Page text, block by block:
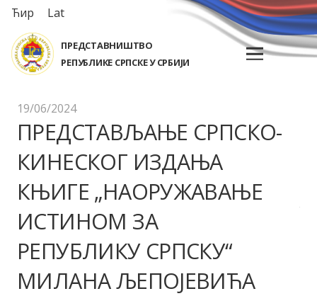
Ћир Lat
ПРЕДСТАВНИШТВО
РЕПУБЛИКЕ СРПСКЕ У СРБИЈИ
19/06/2024
ПРЕДСТАВЉАЊЕ СРПСКО-
КИНЕСКОГ ИЗДАЊА
КЊИГЕ „НАОРУЖАВАЊЕ
ИСТИНОМ ЗА
РЕПУБЛИКУ СРПСКУ“
МИЛАНА ЉЕПОЈЕВИЋА